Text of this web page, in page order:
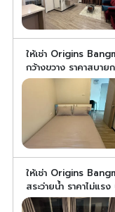
ให้เช่า Origins
กว้างขวาง ราคาสบาย
ให้เช่า Origins
สระว่ายน้ำ ราคาไม่แร